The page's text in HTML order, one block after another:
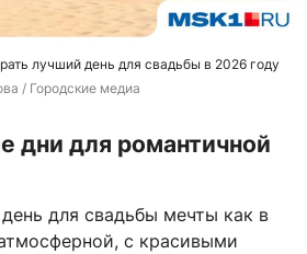
лучший день для свадьбы в 2026 году
/ Городские медиа
дни для романтичной
для свадьбы мечты как в
с красивыми